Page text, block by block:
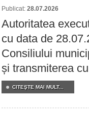
Publicat: 28.07.2026
Autoritatea
cu data de
Consiliului
și transmiterea
CITEŞTE MAI MULT...